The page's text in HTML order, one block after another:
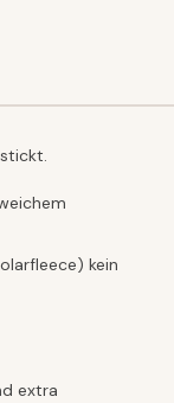
kein
extra